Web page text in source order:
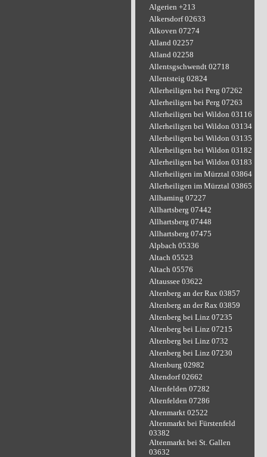
Algerien +213
Alkersdorf 02633
Alkoven 07274
Alland 02257
Alland 02258
Allentsgschwendt 02718
Allentsteig 02824
Allerheiligen bei Perg 07262
Allerheiligen bei Perg 07263
Allerheiligen bei Wildon 03116
Allerheiligen bei Wildon 03134
Allerheiligen bei Wildon 03135
Allerheiligen bei Wildon 03182
Allerheiligen bei Wildon 03183
Allerheiligen im Mürztal 03864
Allerheiligen im Mürztal 03865
Allhaming 07227
Allhartsberg 07442
Allhartsberg 07448
Allhartsberg 07475
Alpbach 05336
Altach 05523
Altach 05576
Altaussee 03622
Altenberg an der Rax 03857
Altenberg an der Rax 03859
Altenberg bei Linz 07235
Altenberg bei Linz 07215
Altenberg bei Linz 0732
Altenberg bei Linz 07230
Altenburg 02982
Altendorf 02662
Altenfelden 07282
Altenfelden 07286
Altenmarkt 02522
Altenmarkt bei Fürstenfeld
03382
Altenmarkt bei St. Gallen
03632